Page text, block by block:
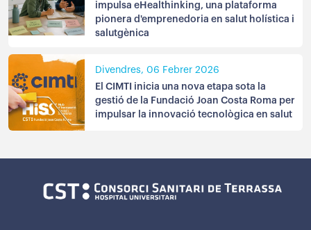
impulsa eHealthinking, una plataforma
pionera d'emprenedoria en salut holística i
salutgènica
Divendres, 06 Febrer 2026
El CIMTI inicia una nova etapa sota la
gestió de la Fundació Joan Costa Roma per
impulsar la innovació tecnològica en salut